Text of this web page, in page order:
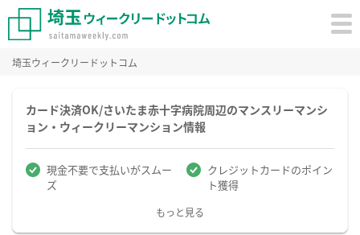
埼玉ウィークリードットコム
カード決済OK/さいたま赤十字病院周辺のマンスリーマンシ
ョン・ウィークリーマンション情報
現金不要で支払いがスムー
ズ
クレジットカードのポイン
ト獲得
もっと見る